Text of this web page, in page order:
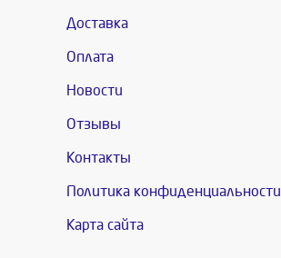
Доставка
Оплата
Новости
Отзывы
Контакты
Политика конфиденциальности
Карта сайта